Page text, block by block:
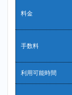
料金
手数料
利用可能時間